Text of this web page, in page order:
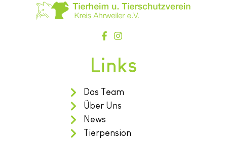
Links
Das Team
Über Uns
News
Tierpension